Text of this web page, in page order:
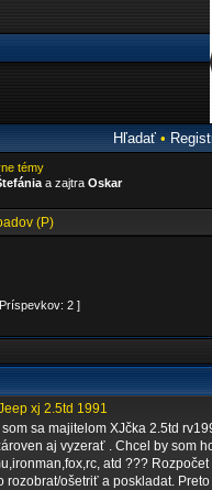
Hľadať•
témy
a zajtra Oskar
(P)
2 ]
xj 2.5td 1991
sa majitelom XJčka 2.5td
aj vyzerať . Chcel by som
atd ???
rozobrat/ošetriť a poskladat.